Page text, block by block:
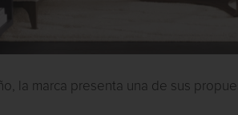
la marca presenta una de sus